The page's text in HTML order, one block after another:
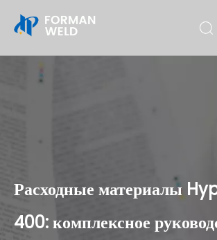
Расходные материалы
400: комплексное